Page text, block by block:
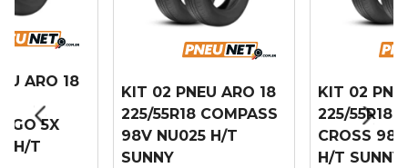
ARO 18
5X
H/T
KIT 02 PNEU ARO 18
225/55R18 COMPASS
98V NU025 H/T
SUNNY
KIT 02
225/55R18
CROSS
H/T SUNNY